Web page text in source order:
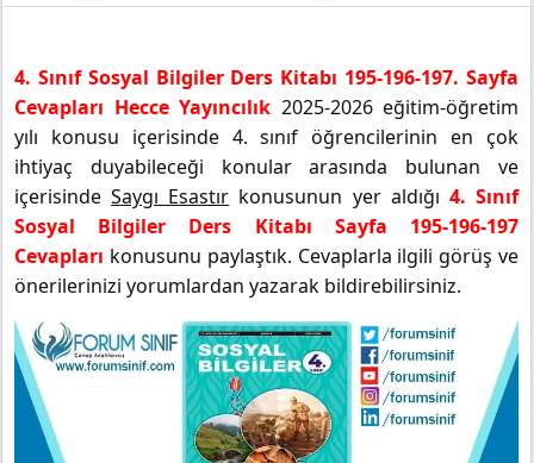
4. Sınıf Sosyal Bilgiler Ders Kitabı 195-196-197. Sayfa
Cevapları Hecce Yayıncılık 2025-2026 eğitim-öğretim
yılı konusu içerisinde 4. sınıf öğrencilerinin en çok
ihtiyaç duyabileceği konular arasında bulunan ve
içerisindeSaygı Esastır konusunun yer aldığı 4. Sınıf
Sosyal Bilgiler Ders Kitabı Sayfa 195-196-197
Cevapları konusunu paylaştık. Cevaplarla ilgili görüş ve
önerilerinizi yorumlardan yazarak bildirebilirsiniz.